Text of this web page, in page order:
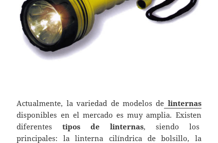
Actualmente, la variedad de modelos de linternas
disponibles en el mercado es muy amplia. Existen
diferentestipos de linternas, siendo los
principales: la linterna cilíndrica de bolsillo, la